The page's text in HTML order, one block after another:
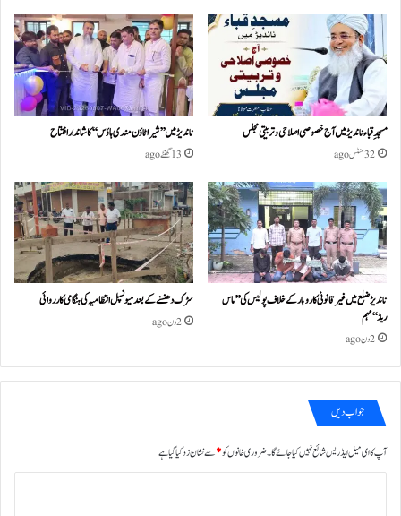
مسجدِ قباء ناندیڑ میں آج خصوصی اصلاحی و تربیتی مجلس
32 منٹس ago
ناندیڑ میں ’’شیرا ٹاؤن مندی ہاؤس‘‘ کا شاندار افتتاح
13 گھنٹے ago
ناندیڑ ضلع میں غیر قانونی کاروبار کے خلاف پولیس کی ’’ماس
ریڈ‘‘ مہم
2 دن ago
سڑک دھنسنے کے بعد میونسپل انتظامیہ کی ہنگامی کارروائی
2 دن ago
جواب دیں
آپ کا ای میل ایڈریس شائع نہیں کیا جائے گا۔ضروری خانوں کو*سے نشان زد کیا گیا ہے